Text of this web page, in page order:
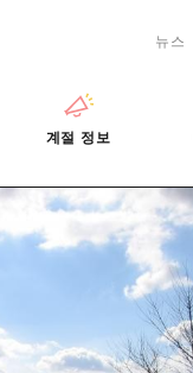
뉴스
빠른 여행
1박 2일
계절 정보
Wi-Fi
리 관광안내소
을 동영상으로 소개!
했을 때의 교통 정보
자